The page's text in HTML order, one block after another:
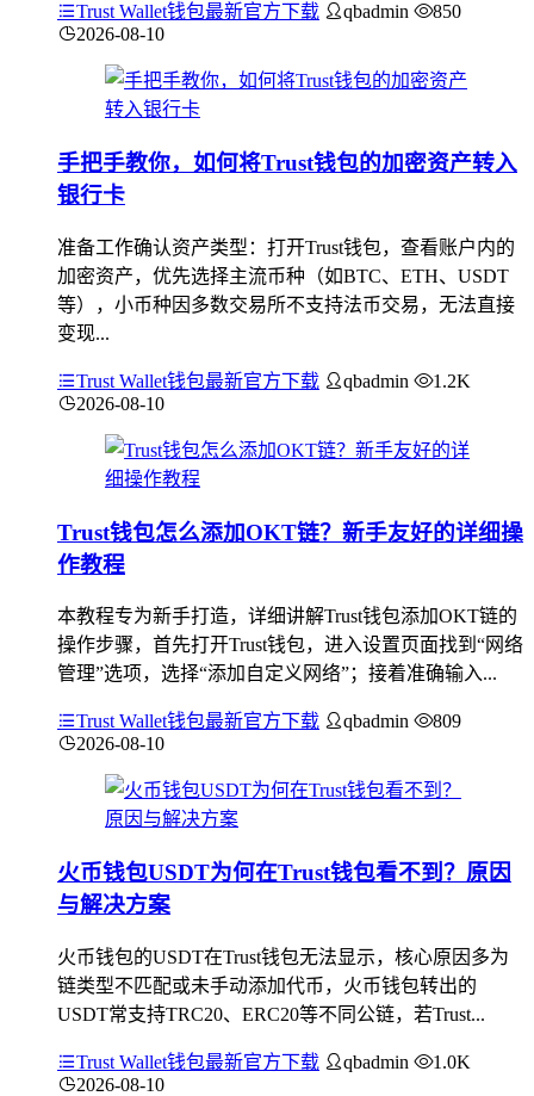
Trust Wallet钱包最新官方下载 qbadmin
850
2026-08-10
手把手教你，如何将Trust钱包的加密资产转入
银行卡
准备工作确认资产类型：打开Trust钱包，查看账户内的
加密资产，优先选择主流币种（如BTC、ETH、USDT
等），小币种因多数交易所不支持法币交易，无法直接
变现...
Trust Wallet钱包最新官方下载 qbadmin
1.2K
2026-08-10
Trust钱包怎么添加OKT链？新手友好的详细操
作教程
本教程专为新手打造，详细讲解Trust钱包添加OKT链的
操作步骤，首先打开Trust钱包，进入设置页面找到“网络
管理”选项，选择“添加自定义网络”；接着准确输入...
Trust Wallet钱包最新官方下载 qbadmin
809
2026-08-10
火币钱包USDT为何在Trust钱包看不到？原因
与解决方案
火币钱包的USDT在Trust钱包无法显示，核心原因多为
链类型不匹配或未手动添加代币，火币钱包转出的
USDT常支持TRC20、ERC20等不同公链，若Trust...
Trust Wallet钱包最新官方下载 qbadmin
1.0K
2026-08-10